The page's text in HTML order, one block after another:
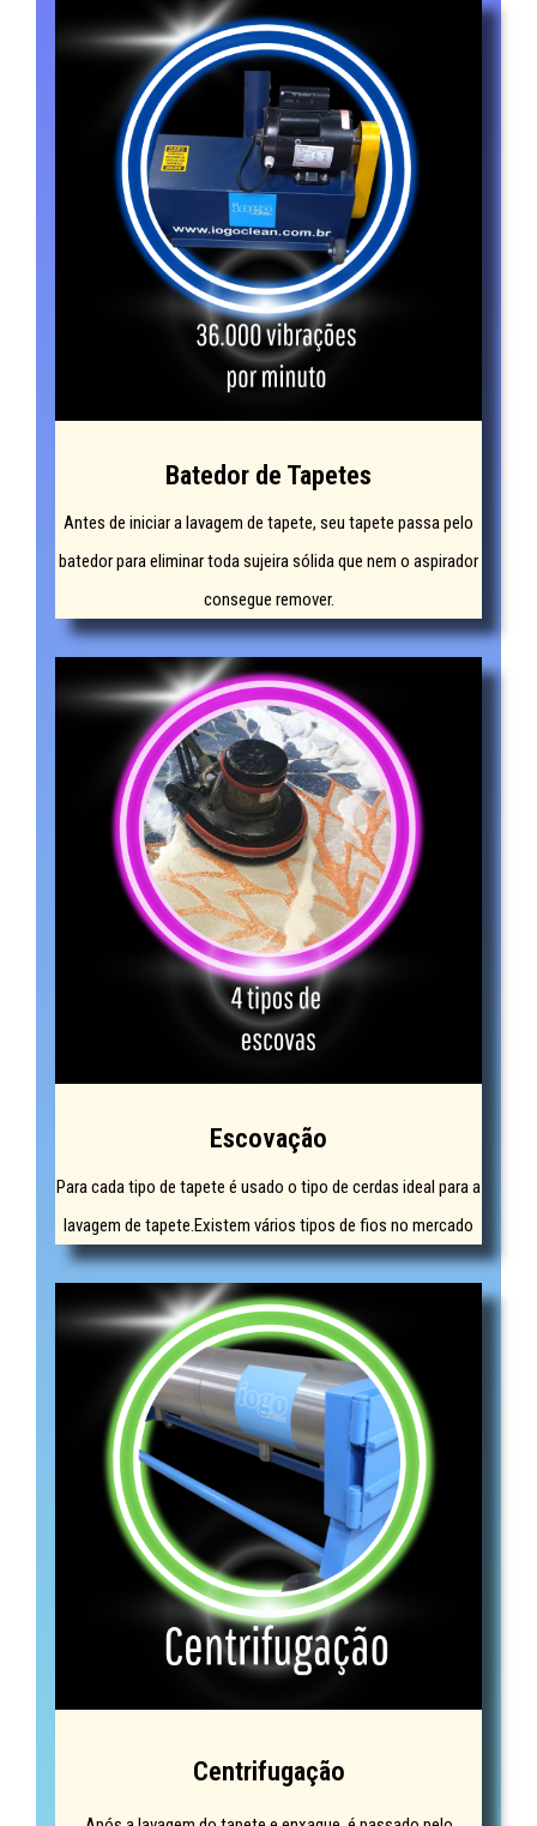
Batedor de Tapetes
Antes de iniciar a lavagem de tapete, seu tapete passa pelo
batedor para eliminar toda sujeira sólida que nem o aspirador
consegue remover.
Escovação
Para cada tipo de tapete é usado o tipo de cerdas ideal para a
lavagem de tapete.Existem vários tipos de fios no mercado
Centrifugação